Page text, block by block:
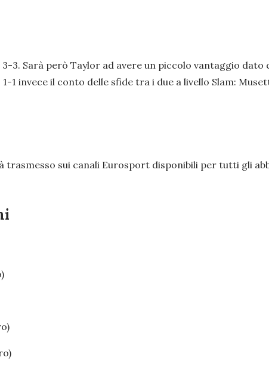
Sarà però Taylor ad avere un piccolo vantaggio dato
1-1 invece il conto delle sfide tra i due a livello Slam:
sui canali Eurosport disponibili per tutti gli